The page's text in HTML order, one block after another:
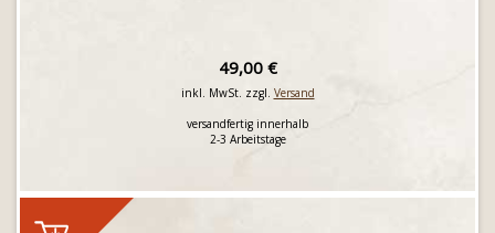
49,00 €
inkl. MwSt. zzgl. Versand
versandfertig innerhalb
2-3 Arbeitstage